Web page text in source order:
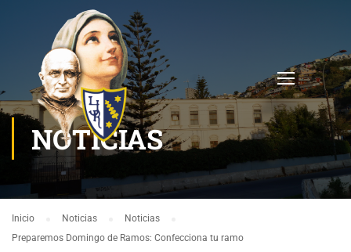
NOTICIAS
Inicio Noticias
Noticias
Preparemos Domingo de Ramos: Confecciona tu ramo